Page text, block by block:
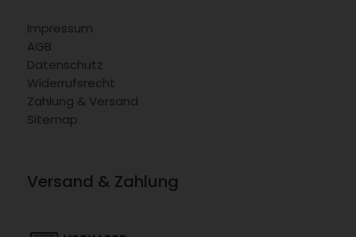
Impressum
AGB
Datenschutz
Widerrufsrecht
Zahlung & Versand
Sitemap
Versand & Zahlung